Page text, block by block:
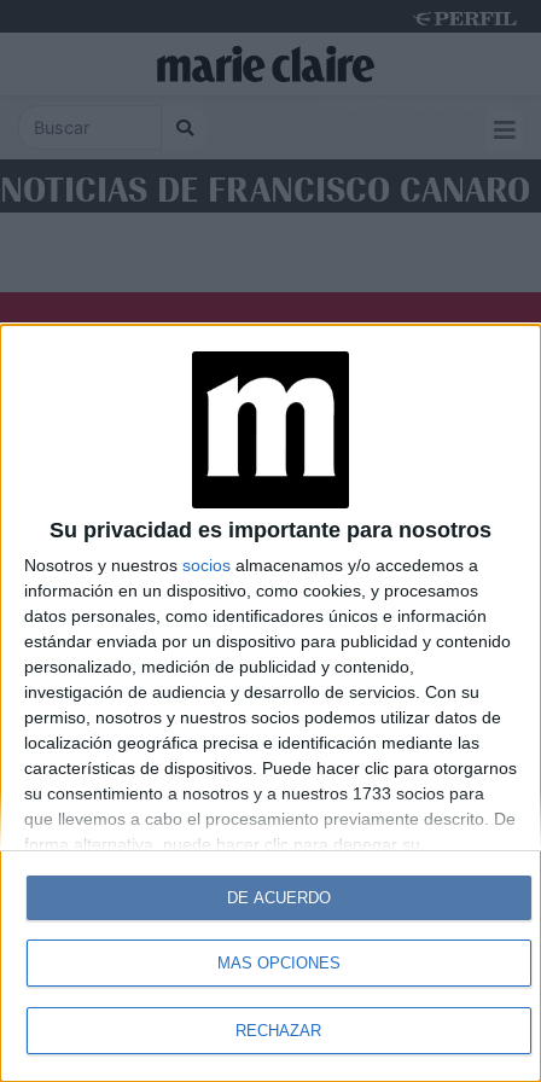
Su privacidad es importante para nosotros
Nosotros y nuestros socios almacenamos y/o accedemos a
información en un dispositivo, como cookies, y procesamos
datos personales, como identificadores únicos e información
estándar enviada por un dispositivo para publicidad y contenido
personalizado, medición de publicidad y contenido,
investigación de audiencia y desarrollo de servicios. Con su
permiso, nosotros y nuestros socios podemos utilizar datos de
localización geográfica precisa e identificación mediante las
características de dispositivos. Puede hacer clic para otorgarnos
su consentimiento a nosotros y a nuestros 1733 socios para
que llevemos a cabo el procesamiento previamente descrito. De
forma alternativa, puede hacer clic para denegar su
cambiar sus preferencias antes de otorgar su consentimiento.
Tenga en cuenta que algún procesamiento de sus datos
personales puede no requerir de su consentimiento, pero usted
tiene el derecho de rechazar tal procesamiento. Sus
sus preferencias o retirar su consentimiento en cualquier
MÁS OPCIONES
RECHAZAR
DE ACUERDO
NOTICIAS DE FRANCISCO CANARO
Caras Noticias
Weekend Parabrisas
Look
Luz Mía Lunateen Break BATimes
© Perfil.com 2006-2019 - Todos los derechos reservados
Registro de Propiedad Intelectual: Nro. 5346433